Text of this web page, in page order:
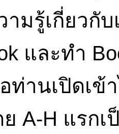
มรู้เกี่ยวกับ
และทำ
ท่านเปิดเ
A-H แรกเ